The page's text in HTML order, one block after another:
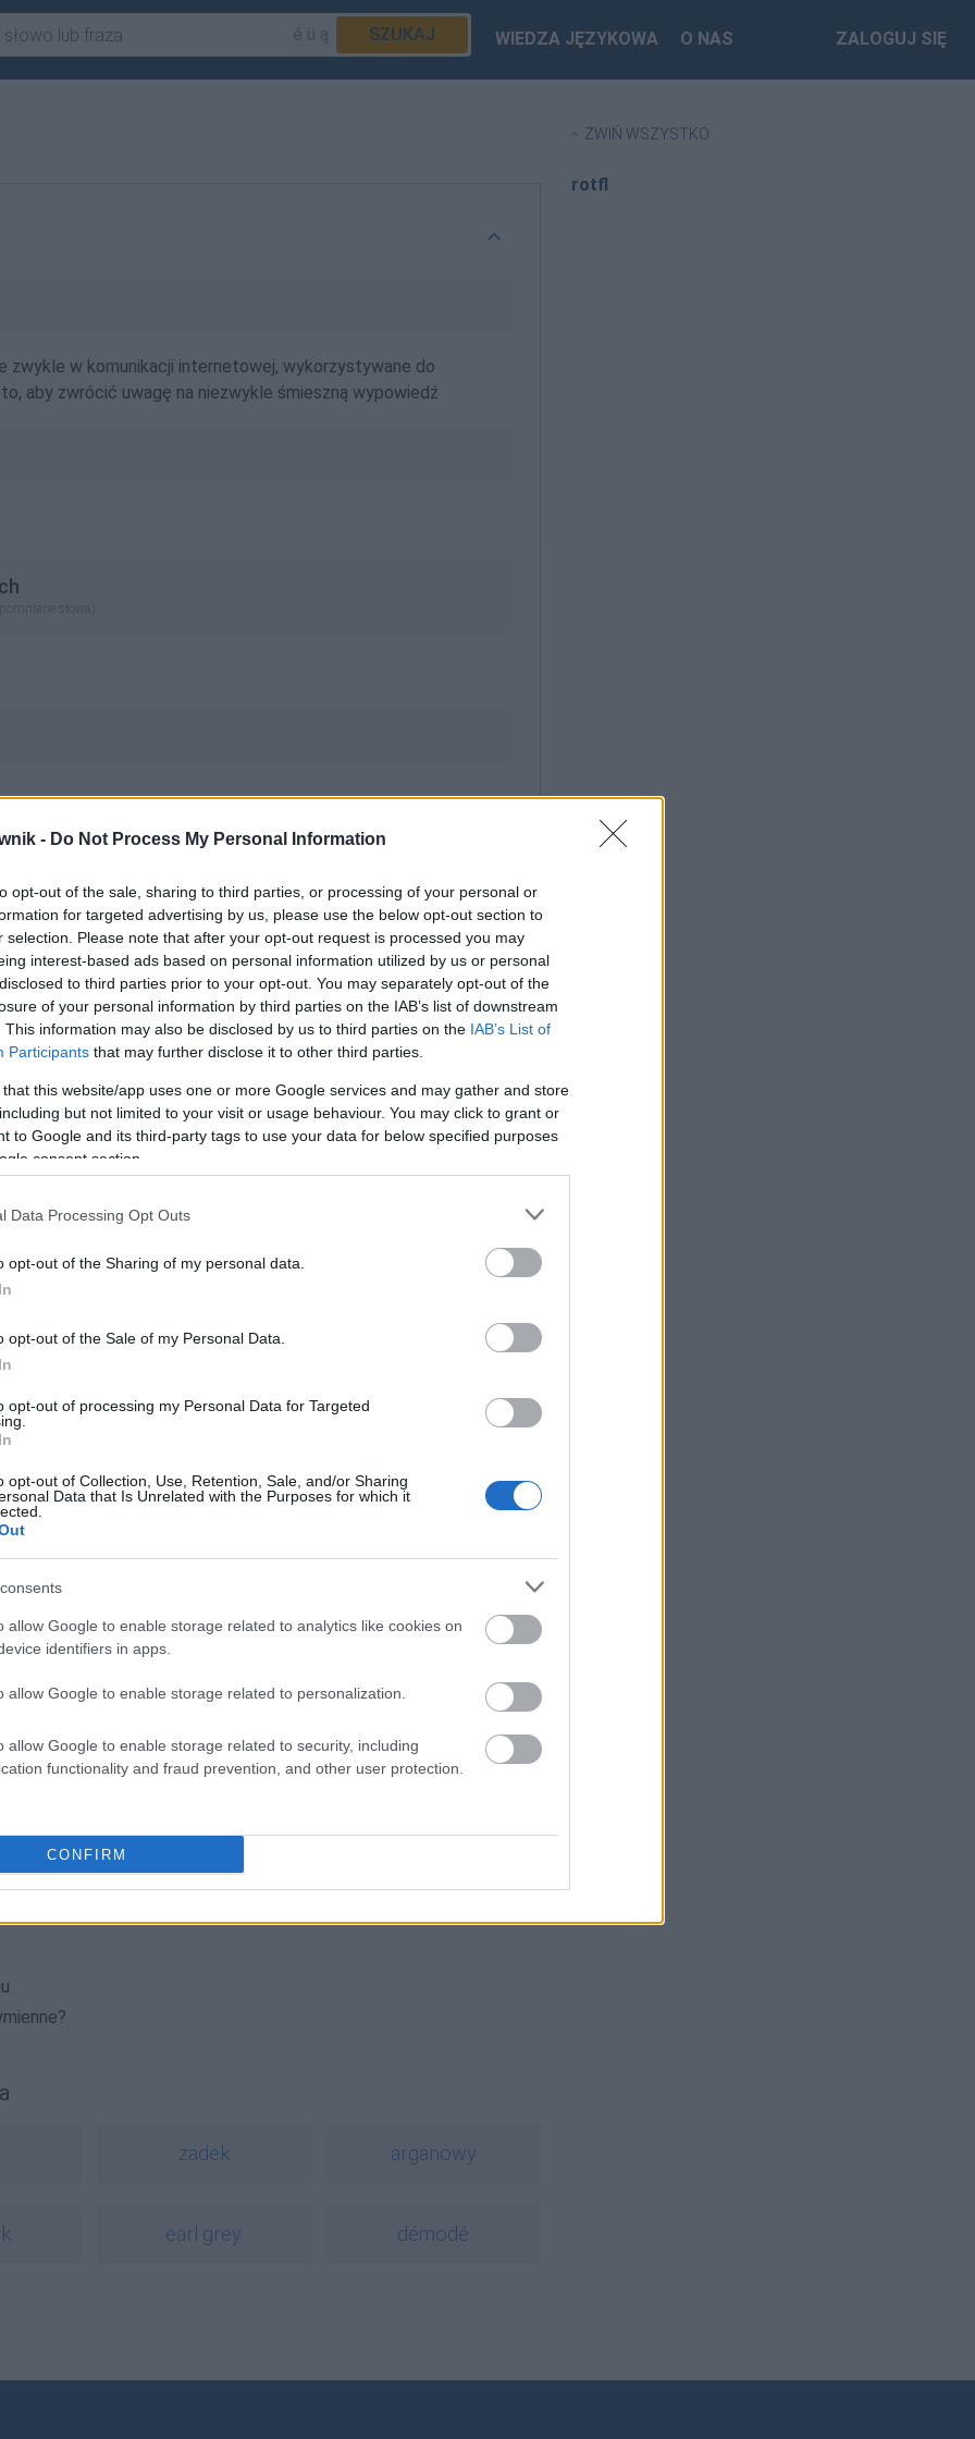
- Do Not Process My Personal Information
opt-out of the sale, sharing to third parties, or processing of your personal or
for targeted advertising by us, please use the below opt-out section to
selection. Please note that after your opt-out request is processed you may
interest-based ads based on personal information utilized by us or personal
to third parties prior to your opt-out. You may separately opt-out of the
of your personal information by third parties on the IAB’s list of downstream
This information may also be disclosed by us to third parties on the IAB’s List of
Participants that may further disclose it to other third parties.
that this website/app uses one or more Google services and may gather and store
but not limited to your visit or usage behaviour. You may click to grant or
to Google and its third-party tags to use your data for below specified purposes
consent section.
Data Processing Opt Outs
opt-out of the Sharing of my personal data.
opt-out of the Sale of my Personal Data.
opt-out of processing my Personal Data for Targeted
opt-out of Collection, Use, Retention, Sale, and/or Sharing
Data that Is Unrelated with the Purposes for which it
allow Google to enable storage related to analytics like cookies on
identifiers in apps.
allow Google to enable storage related to personalization.
allow Google to enable storage related to security, including
functionality and fraud prevention, and other user protection.
CONFIRM
SZUKAJ WIEDZA JĘZYKOWA O NAS ZALOGUJ SIĘ
zwykle w komunikacji internetowej, wykorzystywane do
aby zwrócić uwagę na niezwykle śmieszną wypowiedź
słowa)
Brakuje czegoś w haśle?
abonenci Dobrego słownika.
SPRAWDŹ
zadek arganowy
earl grey démodé
ZWIŃ WSZYSTKO
rotfl